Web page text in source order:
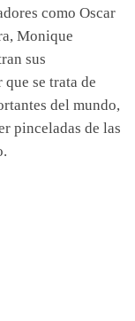
como Oscar
Monique
sus
se trata de
del mundo,
pinceladas de las